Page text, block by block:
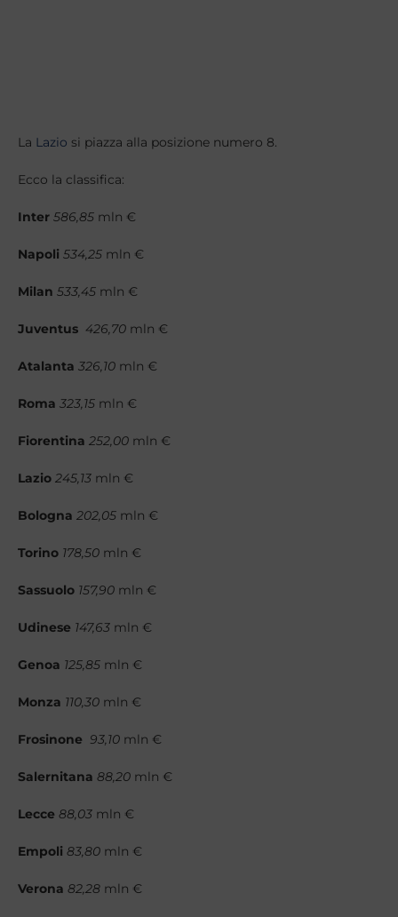
La Lazio si piazza alla posizione numero 8.
Ecco la classifica:
Inter 586,85 mln €
Napoli 534,25 mln €
Milan 533,45 mln €
Juventus 426,70 mln €
Atalanta 326,10 mln €
Roma 323,15 mln €
Fiorentina 252,00 mln €
Lazio 245,13 mln €
Bologna 202,05 mln €
Torino 178,50 mln €
Sassuolo 157,90 mln €
Udinese 147,63 mln €
Genoa 125,85 mln €
Monza 110,30 mln €
Frosinone 93,10 mln €
Salernitana 88,20 mln €
Lecce 88,03 mln €
Empoli 83,80 mln €
Verona 82,28 mln €